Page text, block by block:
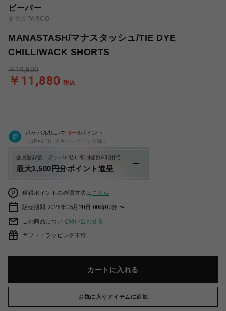
ビーバー
名古屋PARCO
MANASTASH/マナスタッシュ/TIE DYE
CHILLIWACK SHORTS
￥11,880 税込
￥19,800
ポケパル払いで 0〜0ポイント
（1P=1円）※キャンペーン分除く
会員登録後、ポケパル払い初回登録&利用で
最大1,500円分ポイント進呈
獲得ポイントの確認方法は こちら
販売期間 2026年05月20日 00時00分 〜
この商品について問い合わせる
ギフト：ラッピング不可
カートに入れる
お気に入りアイテムに追加